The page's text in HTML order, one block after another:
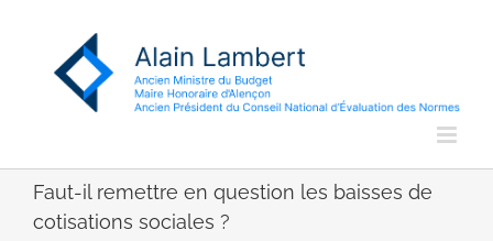
Faut-il remettre en question les baisses de
cotisations sociales ?